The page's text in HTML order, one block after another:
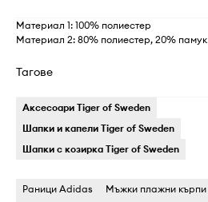
Материал 1: 100% полиестер
Материал 2: 80% полиестер, 20% памук
Тагове
Аксесоари Tiger of Sweden
Шапки и капели Tiger of Sweden
Шапки с козирка Tiger of Sweden
Раници Adidas Мъжки плажни кърпи